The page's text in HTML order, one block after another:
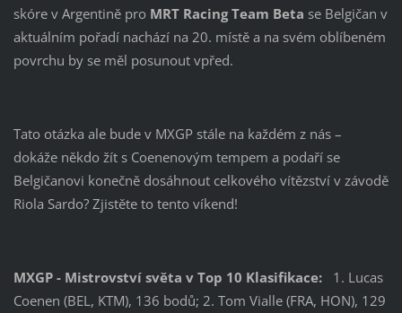
skóre v Argentině pro MRT Racing Team Beta se Belgičan v
aktuálním pořadí nachází na 20. místě a na svém oblíbeném
povrchu by se měl posunout vpřed.
Tato otázka ale bude v MXGP stále na každém z nás –
dokáže někdo žít s Coenenovým tempem a podaří se
Belgičanovi konečně dosáhnout celkového vítězství v závodě
Riola Sardo? Zjistěte to tento víkend!
MXGP - Mistrovství světa v Top 10 Klasifikace:1. Lucas
Coenen (BEL, KTM), 136 bodů; 2. Tom Vialle (FRA, HON), 129